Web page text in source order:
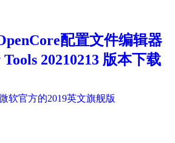
配置文件编辑器
20210213 版本下载